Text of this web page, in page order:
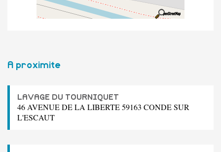
A proximite
LAVAGE DU TOURNIQUET
46 AVENUE DE LA LIBERTE 59163 CONDE SUR
L'ESCAUT